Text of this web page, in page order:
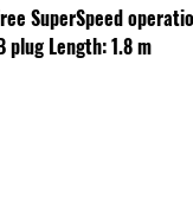
SuperSpeed
plug Length: 1.8 m